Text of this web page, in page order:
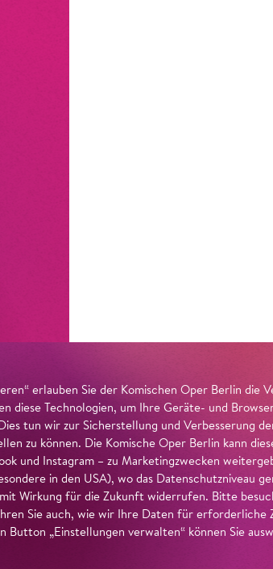
erlauben Sie der Komischen Oper Berlin die
diese Technologien, um Ihre Geräte- und
tun wir zur Sicherstellung und Verbesserung
zu können. Die Komische Oper Berlin kann
und Instagram – zu Marketingzwecken
in den USA), wo das Datenschutzniveau
Wirkung für die Zukunft widerrufen. Bitte
Sie auch, wie wir Ihre Daten für erforderliche
„Einstellungen verwalten“ können Sie